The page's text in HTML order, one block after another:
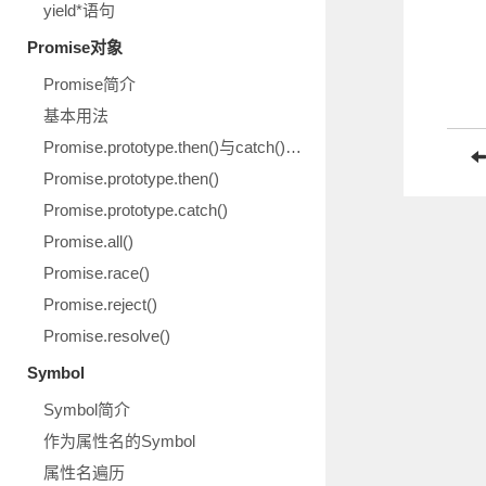
yield*语句
Promise对象
Promise简介
基本用法
Promise.prototype.then()与catch()示意图
Promise.prototype.then()
Promise.prototype.catch()
Promise.all()
Promise.race()
Promise.reject()
Promise.resolve()
Symbol
Symbol简介
作为属性名的Symbol
属性名遍历